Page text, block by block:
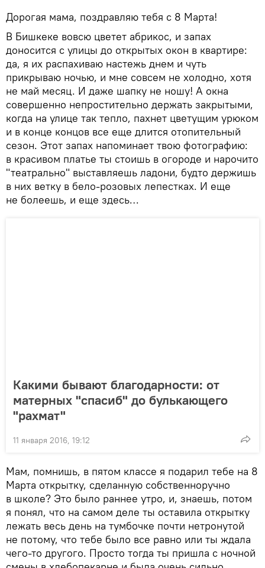
Дорогая мама, поздравляю тебя с 8 Марта!
В Бишкеке вовсю цветет абрикос, и запах
доносится с улицы до открытых окон в квартире:
да, я их распахиваю настежь днем и чуть
прикрываю ночью, и мне совсем не холодно, хотя
не май месяц. И даже шапку не ношу! А окна
совершенно непростительно держать закрытыми,
когда на улице так тепло, пахнет цветущим урюком
и в конце концов все еще длится отопительный
сезон. Этот запах напоминает твою фотографию:
в красивом платье ты стоишь в огороде и нарочито
"театрально" выставляешь ладони, будто держишь
в них ветку в бело-розовых лепестках. И еще
не болеешь, и еще здесь…
Какими бывают благодарности: от
матерных "спасиб" до булькающего
"рахмат"
11 января 2016, 19:12
Мам, помнишь, в пятом классе я подарил тебе на 8
Марта открытку, сделанную собственноручно
в школе? Это было раннее утро, и, знаешь, потом
я понял, что на самом деле ты оставила открытку
лежать весь день на тумбочке почти нетронутой
не потому, что тебе было все равно или ты ждала
чего-то другого. Просто тогда ты пришла с ночной